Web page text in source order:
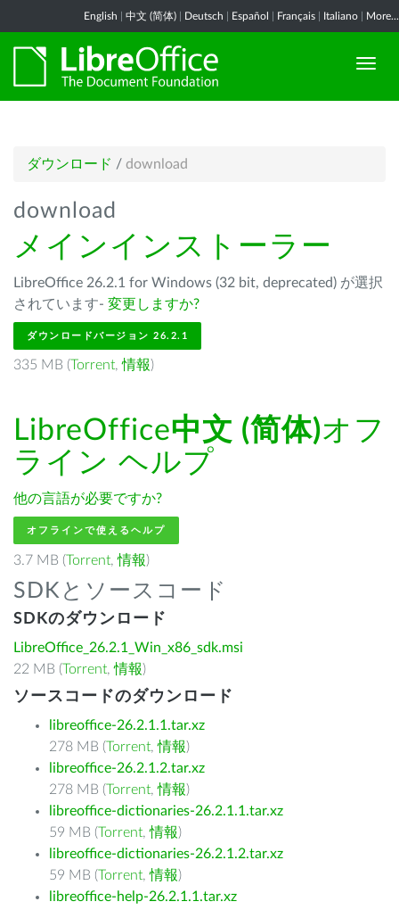
English 中文 (简体) Deutsch Español Français Italiano More...
ダウンロード / download
download
メインインストーラー
LibreOffice 26.2.1 for Windows (32 bit, deprecated) が選択
されています- 変更しますか?
ダウンロードバージョン 26.2.1
335 MB (Torrent,情報)
LibreOffice中文 (简体)オフ
ライン ヘルプ
他の言語が必要ですか?
オフラインで使えるヘルプ
3.7 MB (Torrent,情報)
SDKとソースコード
SDKのダウンロード
LibreOffice_26.2.1_Win_x86_sdk.msi
22 MB (Torrent,情報)
ソースコードのダウンロード
libreoffice-26.2.1.1.tar.xz
278 MB (Torrent,情報)
libreoffice-26.2.1.2.tar.xz
278 MB (Torrent,情報)
libreoffice-dictionaries-26.2.1.1.tar.xz
59 MB (Torrent,情報)
libreoffice-dictionaries-26.2.1.2.tar.xz
59 MB (Torrent,情報)
libreoffice-help-26.2.1.1.tar.xz